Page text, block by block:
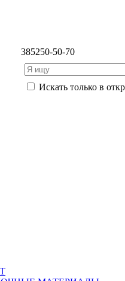
385250-50-70
Искать только в